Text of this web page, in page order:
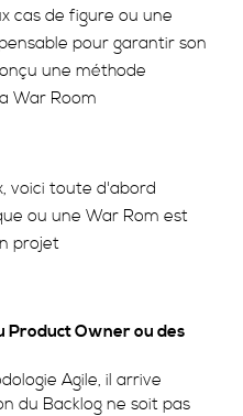
cas de figure ou une
pour garantir son
une méthode
War Room
voici toute d'abord
ou une War Rom est
projet
Product Owner ou des
Agile, il arrive
du Backlog ne soit pas